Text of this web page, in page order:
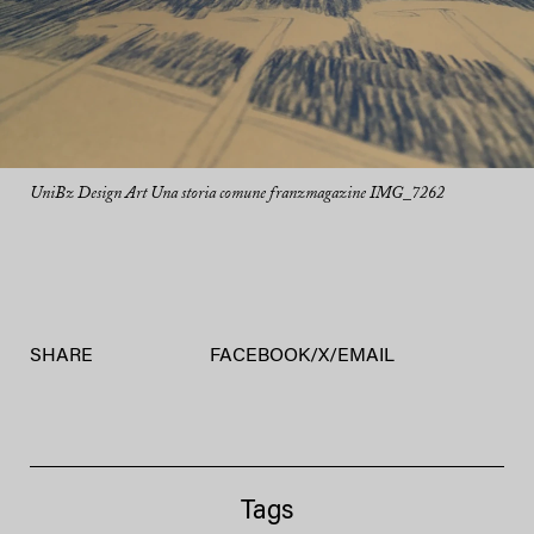
UniBz Design Art Una storia comune franzmagazine IMG_7262
SHARE FACEBOOK/X/ EMAIL
Tags